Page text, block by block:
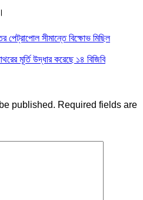
পেট্রাপোল সীমান্তে বিক্ষোভ মিছিল
মূর্তি উদ্ধার করেছে ১৪ বিজিবি
published. Required fields are